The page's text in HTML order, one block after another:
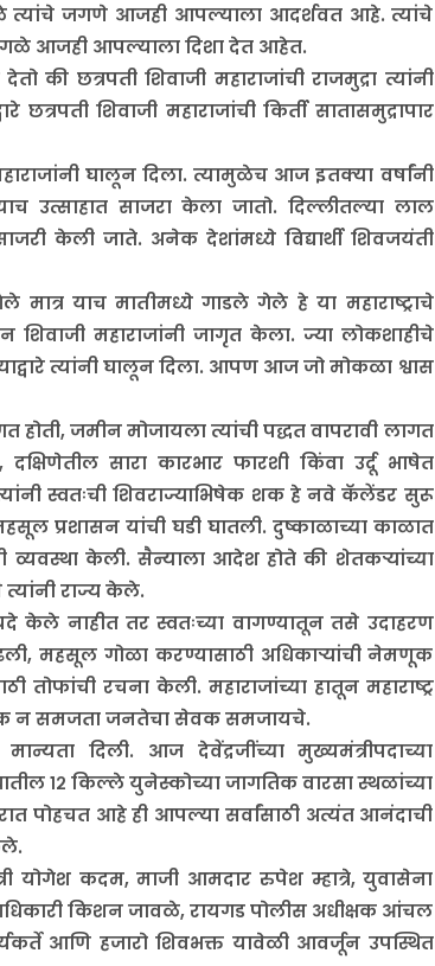
त्यांचे जगणे आजही आपल्याला आदर्शवत आहे. त्यांचे
सगळे आजही आपल्याला दिशा देत आहेत.
की छत्रपती शिवाजी महाराजांची राजमुद्रा त्यांनी
शिवाजी महाराजांची किर्ती सातासमुद्रापार
घालून दिला. त्यामुळेच आज इतक्या वर्षांनी
उत्साहात साजरा केला जातो. दिल्लीतल्या लाल
केली जाते. अनेक देशांमध्ये विद्यार्थी शिवजयंती
याच मातीमध्ये गाडले गेले हे या महाराष्ट्राचे
शिवाजी महाराजांनी जागृत केला. ज्या लोकशाहीचे
त्यांनी घालून दिला. आपण आज जो मोकळा श्वास
होती, जमीन मोजायला त्यांची पद्धत वापरावी लागत
सारा कारभार फारशी किंवा उर्दू भाषेत
स्वतःची शिवराज्याभिषेक शक हे नवे कॅलेंडर सुरू
प्रशासन यांची घडी घातली. दुष्काळाच्या काळात
व्यवस्था केली. सैन्याला आदेश होते की शेतकऱ्यांच्या
राज्य केले.
केले नाहीत तर स्वतःच्या वागण्यातून तसे उदाहरण
महसूल गोळा करण्यासाठी अधिकाऱ्यांची नेमणूक
तोफांची रचना केली. महाराजांच्या हातून महाराष्ट्र
न समजता जनतेचा सेवक समजायचे.
दिली. आज देवेंद्रजींच्या मुख्यमंत्रीपदाच्या
१२ किल्ले युनेस्कोच्या जागतिक वारसा स्थळांच्या
पोहचत आहे ही आपल्या सर्वांसाठी अत्यंत आनंदाची
योगेश कदम, माजी आमदार रुपेश म्हात्रे, युवासेना
किशन जावळे, रायगड पोलीस अधीक्षक आंचल
आणि हजारो शिवभक्त यावेळी आवर्जून उपस्थित